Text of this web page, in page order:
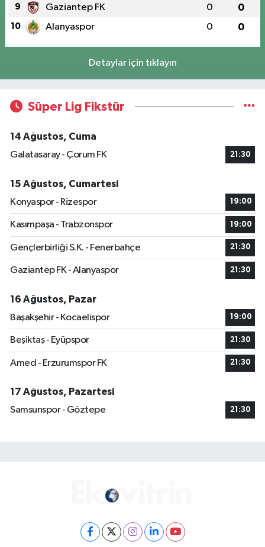
9 Gaziantep FK 0 0
10 Alanyaspor 0 0
Detaylar için tıklayın
Süper Lig Fikstür
14 Ağustos, Cuma
Galatasaray - Çorum FK
21:30
15 Ağustos, Cumartesi
Konyaspor - Rizespor
19:00
Kasımpaşa - Trabzonspor 19:00
Gençlerbirliği S.K. - Fenerbahçe 21:30
Gaziantep FK - Alanyaspor 21:30
16 Ağustos, Pazar
Başakşehir - Kocaelispor
19:00
Beşiktaş - Eyüpspor 21:30
Amed - Erzurumspor FK 21:30
17 Ağustos, Pazartesi
Samsunspor - Göztepe
21:30